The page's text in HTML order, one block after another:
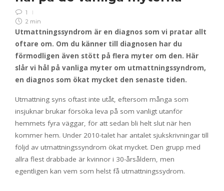
1
2 min
Utmattningssyndrom är en diagnos som vi pratar allt
oftare om. Om du känner till diagnosen har du
förmodligen även stött på flera myter om den. Här
slår vi hål på vanliga myter om utmattningssyndrom,
en diagnos som ökat mycket den senaste tiden.
Utmattning syns oftast inte utåt, eftersom många som
insjuknar brukar försöka leva på som vanligt utanför
hemmets fyra väggar, för att sedan bli helt slut när hen
kommer hem. Under 2010-talet har antalet sjukskrivningar till
följd av utmattningssyndrom ökat mycket. Den grupp med
allra flest drabbade är kvinnor i 30-årsåldern, men
egentligen kan vem som helst få utmattningssydrom.